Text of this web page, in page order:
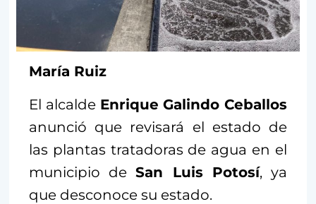
María Ruiz
El alcalde Enrique Galindo Ceballos
anunció que revisará el estado de
las plantas tratadoras de agua en el
municipio deSan Luis Potosí, ya
que desconoce su estado.